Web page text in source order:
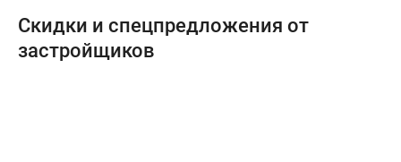
Скидки и спецпредложения от
застройщиков